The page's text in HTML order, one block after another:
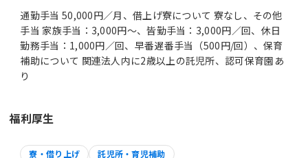
通勤手当 50,000円／月、借上げ寮について 寮なし、その他
手当 家族手当：3,000円～、皆勤手当：3,000円／回、休日
勤務手当：1,000円／回、早番遅番手当（500円/回）、保育
補助について 関連法人内に2歳以上の託児所、認可保育園あ
り
福利厚生
寮・借り上げ 託児所・育児補助